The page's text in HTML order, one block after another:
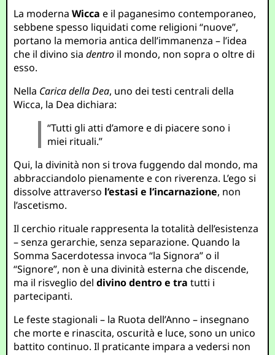
La modernaWicca e il paganesimo contemporaneo,
sebbene spesso liquidati come religioni “nuove”,
portano la memoria antica dell’immanenza – l’idea
che il divino siadentro il mondo, non sopra o oltre di
esso.
Nella Carica della Dea, uno dei testi centrali della
Wicca, la Dea dichiara:
“Tutti gli atti d’amore e di piacere sono i
miei rituali.”
Qui, la divinità non si trova fuggendo dal mondo, ma
abbracciandolo pienamente e con riverenza. L’ego si
dissolve attraverso l’estasi e l’incarnazione, non
l’ascetismo.
Il cerchio rituale rappresenta la totalità dell’esistenza
– senza gerarchie, senza separazione. Quando la
Somma Sacerdotessa invoca “la Signora” o il
“Signore”, non è una divinità esterna che discende,
ma il risveglio deldivino dentro e tra tutti i
partecipanti.
Le feste stagionali – la Ruota dell’Anno – insegnano
che morte e rinascita, oscurità e luce, sono un unico
battito continuo. Il praticante impara a vedersi non